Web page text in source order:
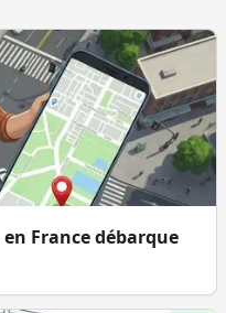
France débarque